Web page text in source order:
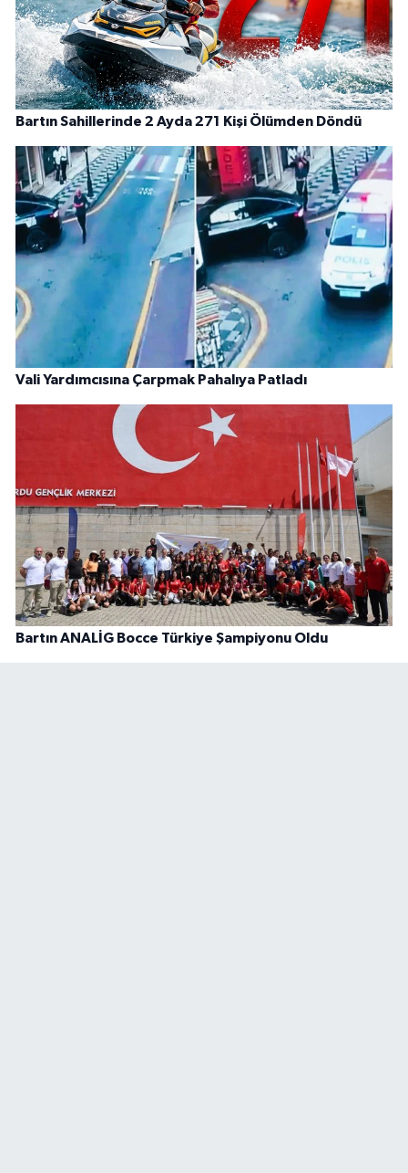
Bartın Sahillerinde 2 Ayda 271 Kişi Ölümden Döndü
Vali Yardımcısına Çarpmak Pahalıya Patladı
Bartın ANALİG Bocce Türkiye Şampiyonu Oldu